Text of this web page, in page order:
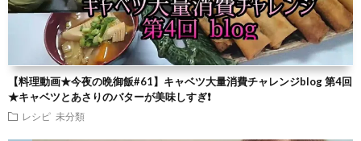
【料理動画★今夜の晩御飯#61】キャベツ大量消費チャレンジblog 第4回
★キャベツとあさりのバターが美味しすぎ❗
レシピ 未分類